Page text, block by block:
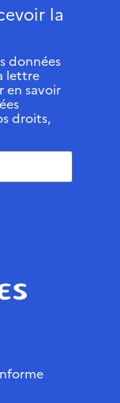
la
données
lettre
en savoir
droits,